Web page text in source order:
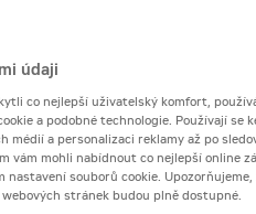
údaji
co nejlepší uživatelský komfort,
a podobné technologie. Používají se
médií a personalizaci reklamy až po
vám mohli nabídnout co nejlepší online
souborů cookie. Upozorňujeme,
stránek budou plně dostupné.